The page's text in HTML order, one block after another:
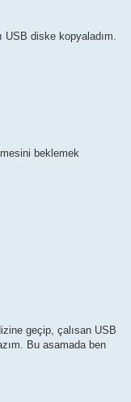
USB diske kopyaladım.
beklemek
geçip, çalısan USB
Bu asamada ben